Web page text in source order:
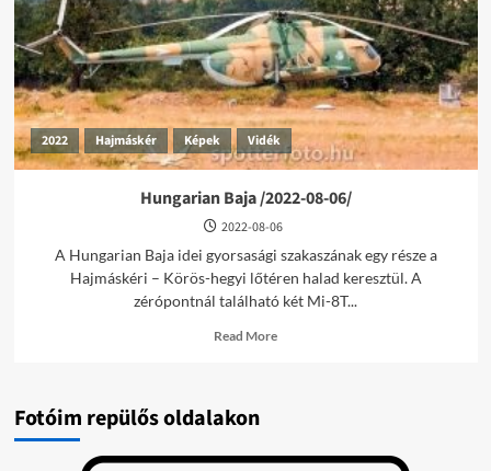
2022 Hajmáskér Képek Vidék
Hungarian Baja /2022-08-06/
2022-08-06
A Hungarian Baja idei gyorsasági szakaszának egy része a
Hajmáskéri – Körös-hegyi lőtéren halad keresztül. A
zérópontnál található két Mi-8T...
Read MoreRead
06/
Fotóim repülős oldalakon